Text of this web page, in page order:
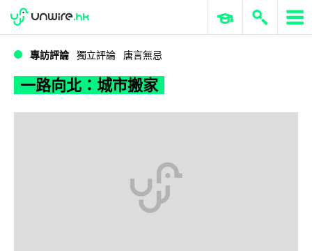
一路向北：城市搬家
WWDC 2026 ERP 與商業 AI
專訪評論 獨立評論 唐言無忌
一路向北：城市搬家